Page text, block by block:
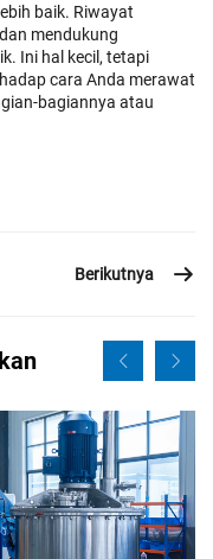
baik. Riwayat
mendukung
Ini hal kecil, tetapi
cara Anda merawat
bagiannya atau
Berikutnya